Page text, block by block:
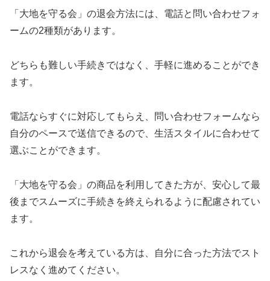
「大地を守る会」の退会方法には、電話と問い合わせフォ
ームの2種類があります。
どちらも難しい手続きではなく、手軽に進めることができ
ます。
電話ならすぐに対応してもらえ、問い合わせフォームなら
自分のペースで送信できるので、生活スタイルに合わせて
選ぶことができます。
「大地を守る会」の商品を利用してきた方が、安心して最
後までスムーズに手続きを終えられるように配慮されてい
ます。
これから退会を考えている方は、自分に合った方法でスト
レスなく進めてください。